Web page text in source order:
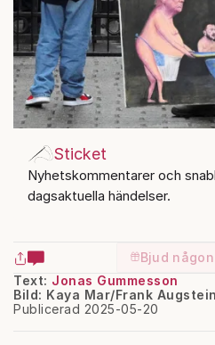
Sticket
Nyhetskommentarer och
dagsaktuella händelser.
Bjud
Text: Jonas Gummesson
Publicerad 2025-05-20
Bild: Kaya Mar/Frank